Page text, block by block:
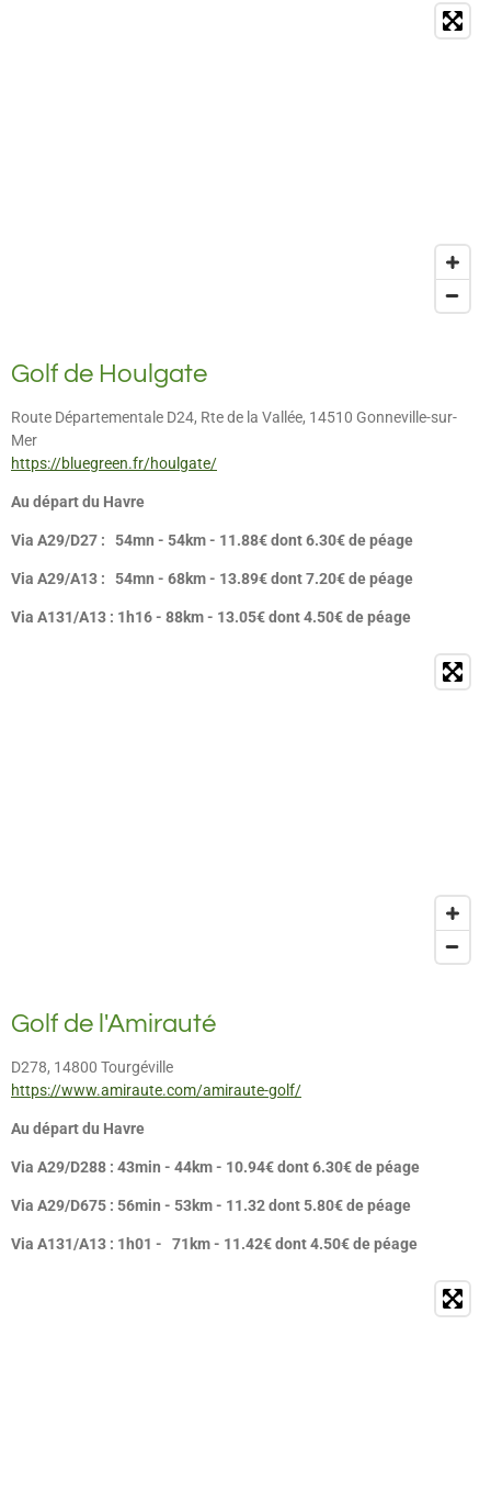
Golf de Houlgate
Route Départementale D24, Rte de la Vallée, 14510 Gonneville-sur-
Mer
https://bluegreen.fr/houlgate/
Au départ du Havre
Via A29/D27 : 54mn - 54km - 11.88€ dont 6.30€ de péage
Via A29/A13 : 54mn - 68km - 13.89€ dont 7.20€ de péage
Via A131/A13 : 1h16 - 88km - 13.05€ dont 4.50€ de péage
Golf de l'Amirauté
D278, 14800 Tourgéville
https://www.amiraute.com/amiraute-golf/
Au départ du Havre
Via A29/D288 : 43min - 44km - 10.94€ dont 6.30€ de péage
Via A29/D675 : 56min - 53km - 11.32 dont 5.80€ de péage
Via A131/A13 : 1h01 - 71km - 11.42€ dont 4.50€ de péage